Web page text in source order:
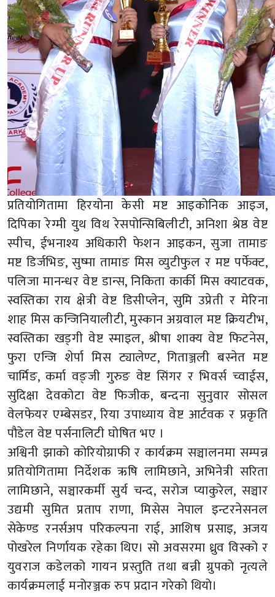
प्रतियोगितामा हिरयोना केसी मष्ट आइकोनिक आइज,
दिपिका रेग्मी युथ विथ रेसपोन्सिबिलीटी, अनिशा श्रेष्ठ वेष्ट
स्पीच, ईभनाश्य अधिकारी फेशन आइकन, सुजा तामाङ
मष्ट डिर्जभिङ, सुष्मा तामाङ मिस व्युटीफुल र मष्ट पर्फेक्ट,
पलिजा मानन्धर वेष्ट डान्स, निकिता कार्की मिस क्याटवक,
स्वस्तिका राय क्षेत्री वेष्ट डिसीप्लेन, सुमि उप्रेती र मेरिना
शाह मिस कन्जिनियालीटी, मुस्कान अग्रवाल मष्ट क्रियटीभ,
स्वस्तिका खड्गी वेष्ट स्माइल, श्रीषा शाक्य वेष्ट फिटनेस,
फुरा एन्जि शेर्पा मिस ट्यालेण्ट, गिताञ्जली बस्नेत मष्ट
चार्मिङ, कर्मा वङ्जी गुरुङ वेष्ट सिंगर र भिवर्स च्वाईस,
सुदिक्षा देवकोटा वेष्ट फिजीक, बन्दना सुनुवार सोसल
वेलफेयर एम्बेसडर, रिया उपाध्याय वेष्ट आर्टवक र प्रकृति
पौडेल वेष्ट पर्सनालिटी घोषित भए ।
अश्विनी झाको कोरियोग्राफी र कार्यक्रम सञ्चालनमा सम्पन्न
प्रतियोगितामा निर्देशक ऋषि लामिछाने, अभिनेत्री सरिता
लामिछाने, सञ्चारकर्मी सुर्य चन्द, सरोज प्याकुरेल, सञ्चार
उद्यमी सुमित प्रताप राणा, मिसेस नेपाल इन्टरनेसनल
सेकेण्ड रनर्सअप परिकल्पना राई, आशिष प्रसाइ, अजय
पोखरेल निर्णायक रहेका थिए। सो अवसरमा ध्रुव विस्को र
युवराज कडेलको गायन प्रस्तुति तथा बन्नी ग्रुपको नृत्यले
कार्यक्रमलाई मनोरञ्जक रुप प्रदान गरेको थियो।